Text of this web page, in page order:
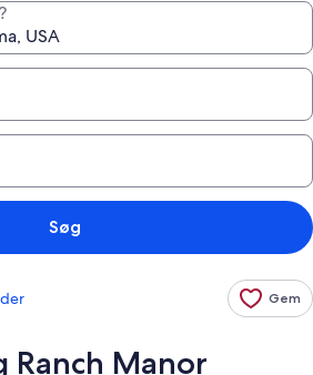
Søg
Gem
Ranch Manor